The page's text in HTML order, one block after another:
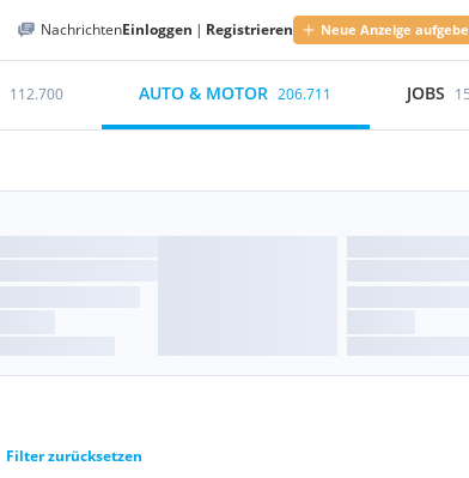
NachrichtenEinloggen | Registrieren Neue Anzeige
112.700 AUTO & MOTOR 206.711 JOBS
Filter zurücksetzen